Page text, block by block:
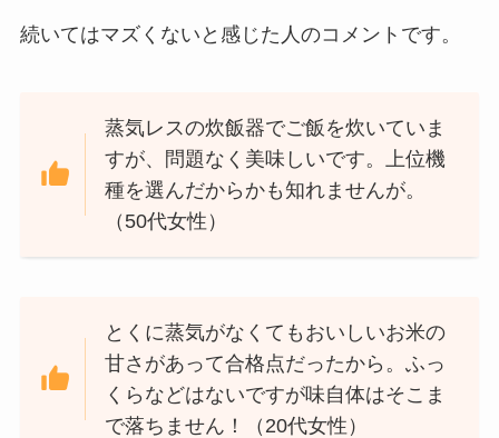
続いてはマズくないと感じた人のコメントです。
蒸気レスの炊飯器でご飯を炊いていま
すが、問題なく美味しいです。上位機
種を選んだからかも知れませんが。
（50代女性）
とくに蒸気がなくてもおいしいお米の
甘さがあって合格点だったから。ふっ
くらなどはないですが味自体はそこま
で落ちません！（20代女性）